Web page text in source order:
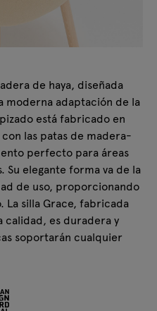
de haya, diseñada
moderna adaptación de la
está fabricado en
las patas de madera-
perfecto para áreas
Su elegante forma va de la
de uso, proporcionando
La silla Grace, fabricada
calidad, es duradera y
soportarán cualquier